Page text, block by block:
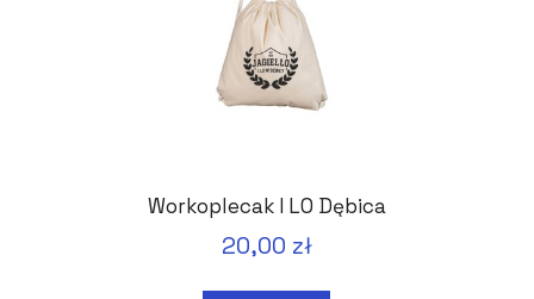
Workoplecak I LO Dębica
20,00 zł